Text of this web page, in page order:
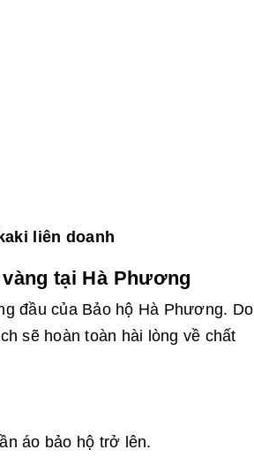
liên doanh
tại Hà Phương
đầu của Bảo hộ Hà Phương. Do
sẽ hoàn toàn hài lòng về chất
áo bảo hộ trở lên.